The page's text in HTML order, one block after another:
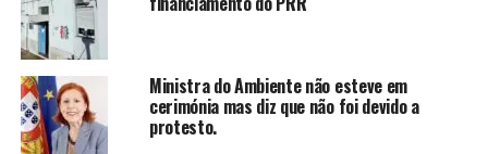
Ministra do Ambiente não esteve em
cerimónia mas diz que não foi devido a
protesto.